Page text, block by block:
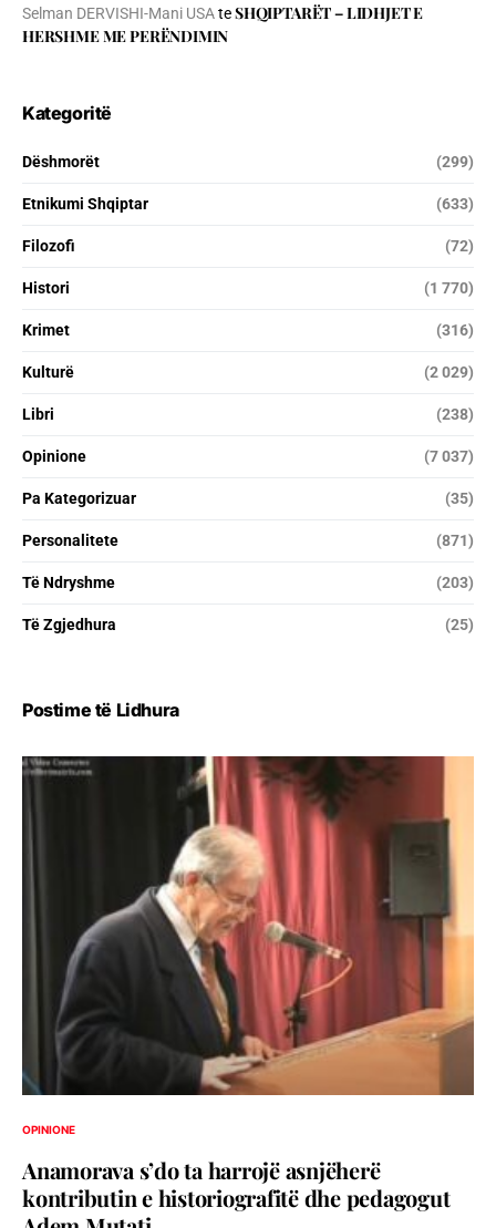
Selman DERVISHI-Mani USAteSHQIPTARËT – LIDHJET E
HERSHME ME PERËNDIMIN
Kategoritë
Dëshmorët (299)
Etnikumi Shqiptar (633)
Filozofi (72)
Histori (1 770)
Krimet (316)
Kulturë (2 029)
Libri (238)
Opinione (7 037)
Pa Kategorizuar (35)
Personalitete (871)
Të Ndryshme (203)
Të Zgjedhura (25)
Postime të Lidhura
OPINIONE
Anamorava s’do ta harrojë asnjëherë
kontributin e historiografitë dhe pedagogut